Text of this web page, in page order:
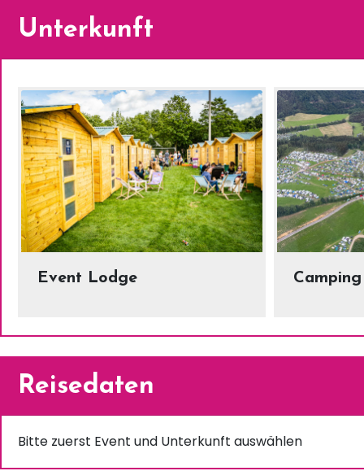
Unterkunft
Event Lodge
Reisedaten
Bitte zuerst Event und Unterkunft auswählen